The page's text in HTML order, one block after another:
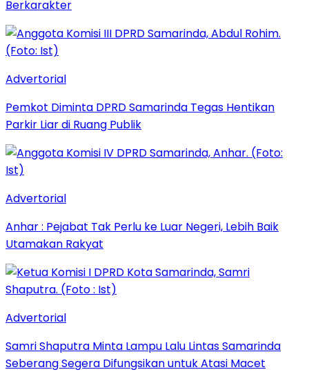
Berkarakter
Advertorial
Pemkot Diminta DPRD Samarinda Tegas Hentikan
Parkir Liar di Ruang Publik
Advertorial
Anhar : Pejabat Tak Perlu ke Luar Negeri, Lebih Baik
Utamakan Rakyat
Advertorial
Samri Shaputra Minta Lampu Lalu Lintas Samarinda
Seberang Segera Difungsikan untuk Atasi Macet